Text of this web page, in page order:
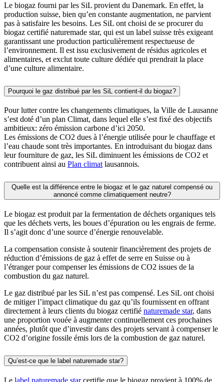
Le biogaz fourni par les SiL provient du Danemark. En effet, la
production suisse, bien qu’en constante augmentation, ne parvient
pas à satisfaire les besoins. Les SiL ont choisi de se procurer du
biogaz certifié naturemade star, qui est un label suisse très exigeant
garantissant une production particulièrement respectueuse de
l’environnement. Il est issu exclusivement de résidus agricoles et
alimentaires, et exclut toute culture dédiée qui prendrait la place
d’une culture alimentaire.
Pourquoi le gaz distribué par les SiL contient-il du biogaz?
Pour lutter contre les changements climatiques, la Ville de Lausanne
s’est doté d’un plan Climat, dans lequel elle s’est fixé des objectifs
ambitieux: zéro émission carbone d’ici 2050.
Les émissions de CO2 dues à l’énergie utilisée pour le chauffage et
l’eau chaude sont très importantes. En introduisant du biogaz dans
leur fourniture de gaz, les SiL diminuent les émissions de CO2 et
contribuent ainsi au Plan climatlausannois.
Quelle est la différence entre le biogaz et le gaz naturel compensé ou
annoncé comme climatiquement neutre?
Le biogaz est produit par la fermentation de déchets organiques tels
que les déchets verts, les boues d’épuration ou les engrais de ferme.
Il s’agit donc d’une source d’énergie renouvelable.
La compensation consiste à soutenir financièrement des projets de
réduction d’émissions de gaz à effet de serre en Suisse ou à
l’étranger pour compenser les émissions de CO2 issues de la
combustion du gaz naturel.
Le gaz distribué par les SiL n’est pas compensé. Les SiL ont choisi
de mitiger l’impact climatique du gaz qu’ils fournissent en offrant
directement à leurs clients du biogaz certifié naturemade star, dans
une proportion vouée à augmenter continuellement ces prochaines
années, plutôt que d’investir dans des projets servant à compenser le
CO2 d’origine fossile émis lors de la combustion de gaz naturel.
Qu’est-ce que le label naturemade star?
Le label naturemade starcertifie que le biogaz provient à 100% de